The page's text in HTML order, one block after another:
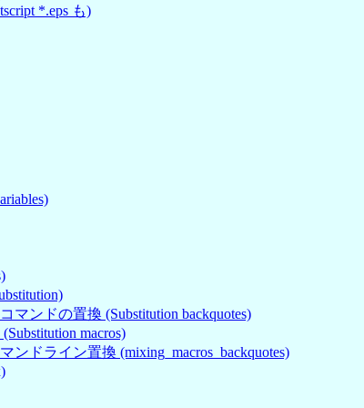
*.eps も)
マンドの置換 (Substitution backquotes)
macros)
ンドライン置換 (mixing_macros_backquotes)